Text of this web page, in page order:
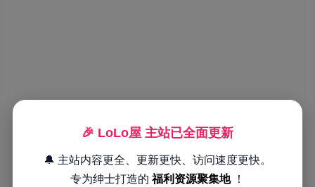
🎉 LoLo屋 主站已全面更新
🔔 主站内容更全、更新更快、访问速度更快。
专为绅士打造的福利资源聚集地 ！